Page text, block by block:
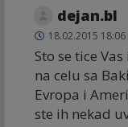
dejan.bl
18.02.2015 18:06
Sto se tice
na celu sa
Evropa i
ste ih nekad